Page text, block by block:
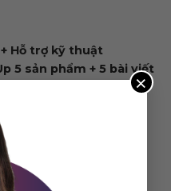
×
Hỗ trợ kỹ thuật
5 sản phẩm + 5 bài viết
dụng hosting